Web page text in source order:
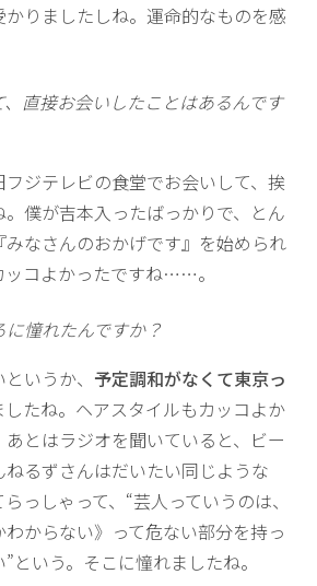
りましたしね。運命的なものを感
直接お会いしたことはあるんです
ジテレビの食堂でお会いして、挨
僕が吉本入ったばっかりで、とん
なさんのおかげです』を始められ
ッコよかったですね……。
憧れたんですか？
いうか、 予定調和がなくて東京っ
したね。ヘアスタイルもカッコよか
とはラジオを聞いていると、ビー
ねるずさんはだいたい同じような
っしゃって、“芸人っていうのは、
わからない》って危ない部分を持っ
という。そこに憧れましたね。